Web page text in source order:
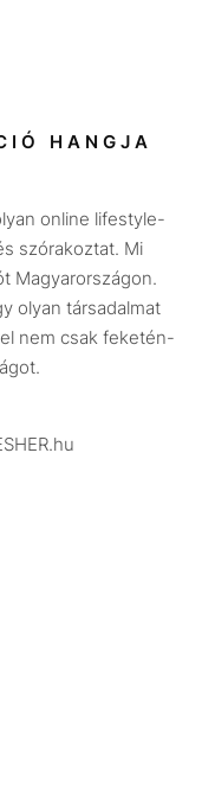
HANGJA
online lifestyle-
szórakoztat. Mi
Magyarországon.
olyan társadalmat
nem csak feketén-